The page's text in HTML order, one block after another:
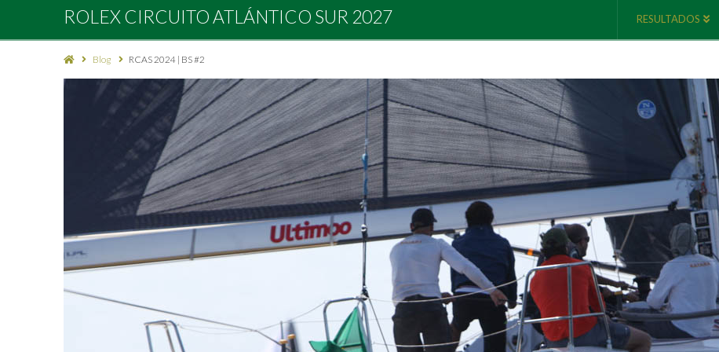
Rolex
Circuito
Atlántico
Sur
2027
ROLEX CIRCUITO ATLÁNTICO SUR 2027 RESULTADOS
Blog RCAS 2024 | BS #2